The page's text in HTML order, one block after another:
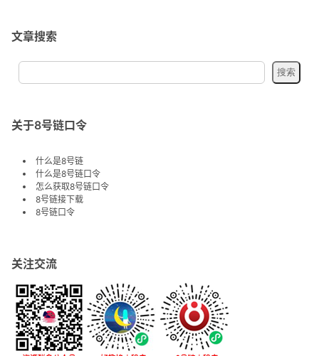
文章搜索
关于8号链口令
什么是8号链
什么是8号链口令
怎么获取8号链口令
8号链接下载
8号链口令
关注交流